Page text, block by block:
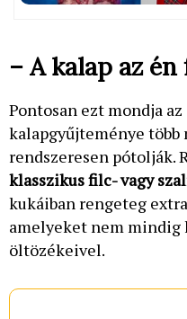
– A kalap az
Pontosan ezt mondja
kalapgyűjteménye több
rendszeresen pótolják.
klasszikus filc- vagy
kukáiban rengeteg
amelyeket nem mindig
öltözékeivel.